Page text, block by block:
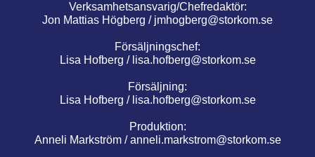
Verksamhetsansvarig/Chefredaktör:
Jon Mattias Högberg / jmhogberg@storkom.se
Försäljningschef:
Lisa Hofberg / lisa.hofberg@storkom.se
Försäljning:
Lisa Hofberg / lisa.hofberg@storkom.se
Produktion:
Anneli Markström /anneli.markstrom@storkom.se